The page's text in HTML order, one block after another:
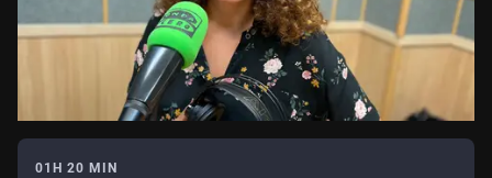
01H 20 MIN